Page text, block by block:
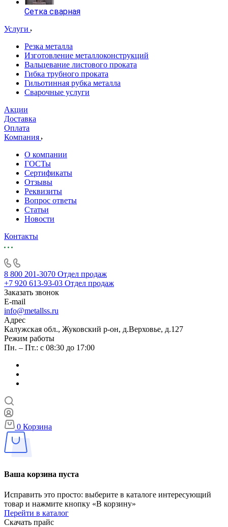
Сетка сварная
Услуги
Резка металла
Изготовление металлоконструкций
Вальцевание листового проката
Гибка трубного проката
Гильотинная рубка металла
Сварочные услуги
Акции
Доставка
Оплата
Компания
О компании
ГОСТы
Сертификаты
Отзывы
Реквизиты
Вопрос ответы
Статьи
Новости
Контакты
8 800 201-3070 Отдел продаж
+7 920 613-93-03 Отдел продаж
Заказать звонок
E-mail
info@metallss.ru
Адрес
Калужская обл., Жуковский р-он, д.Верховье, д.127
Режим работы
Пн. – Пт.: с 08:30 до 17:00
0 Корзина
Ваша корзина пуста
Исправить это просто: выберите в каталоге интересующий
товар и нажмите кнопку «В корзину»
Перейти в каталог
Скачать прайс